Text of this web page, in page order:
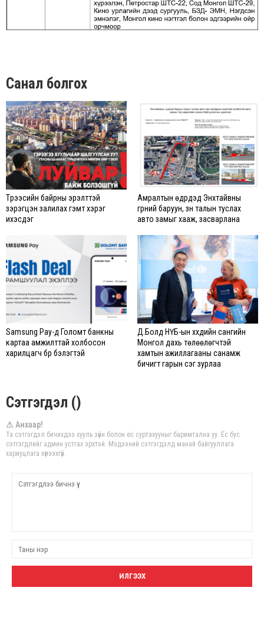
Санал болгох
Түрээсийн байрны эрэлттэй
зэрэгцэн залилах гэмт хэрэг
ихэсдэг
Амралтын өдрүүдэд Энхтайвны
гүүрний баруун, зүүн талын туслах
авто замыг хааж, засварлана
Samsung Pay-д Голомт банкны
картаа амжилттай холбосон
харилцагч бүр бэлэгтэй
Д.Болд НҮБ-ын хүүхдийн сангийн
Монгол дахь төлөөлөгчтэй
хамтын ажиллагааны санамж
бичигт гарын үсэг зурлаа
Сэтгэгдэл ()
⚠ Анхаар!
Та сэтгэгдэл бичихдээ хууль зүйн болон ёс суртахууныг баримтална уу. Ёс бус
сэтгэгдлийг админ устгах эрхтэй. Мэдээний сэтгэгдэлд манай байгууллага
хариуцлага хүлээхгүй.